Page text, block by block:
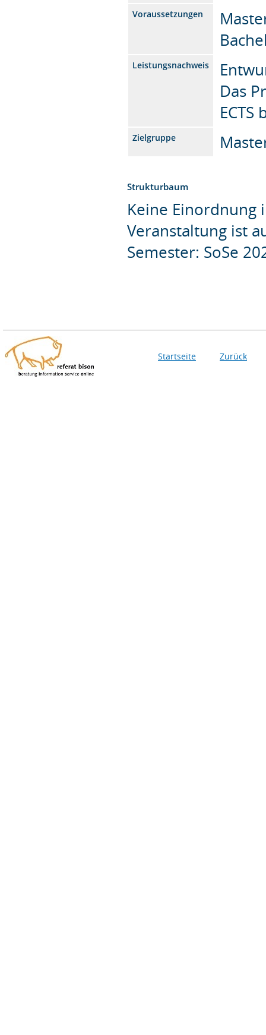
Voraussetzungen
Leistungsnachweis
Das
Zielgruppe
Strukturbaum
Keine Einordnung
Veranstaltung ist
Semester: SoSe
Startseite Zurück